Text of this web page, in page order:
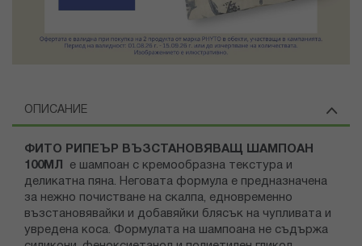
ОПИСАНИЕ
ФИТО РИПЕЪР ВЪЗСТАНОВЯВАЩ ШАМПОАН
100МЛ е шампоан с кремообразна текстура и
деликатна пяна. Неговата формула е предназначена
за нежно почистване на скалпа, едновременно
възстановявайки и добавяйки блясък на чупливата и
увредена коса. Формулата на шампоана не съдържа